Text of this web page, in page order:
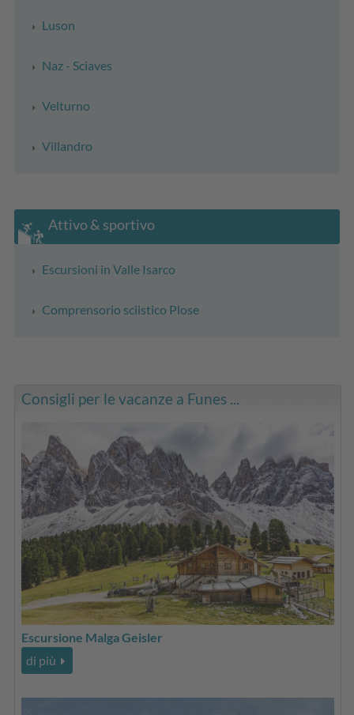
Luson
Naz - Sciaves
Velturno
Villandro
Attivo & sportivo
Escursioni in Valle Isarco
Comprensorio sciistico Plose
Consigli per le vacanze a Funes ...
Escursione Malga Geisler
di più